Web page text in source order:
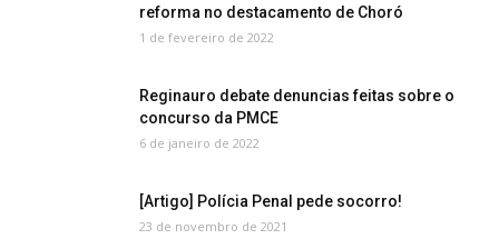
reforma no destacamento de Choró
1 de fevereiro de 2022
Reginauro debate denuncias feitas sobre o
concurso da PMCE
6 de janeiro de 2022
[Artigo] Polícia Penal pede socorro!
23 de novembro de 2021